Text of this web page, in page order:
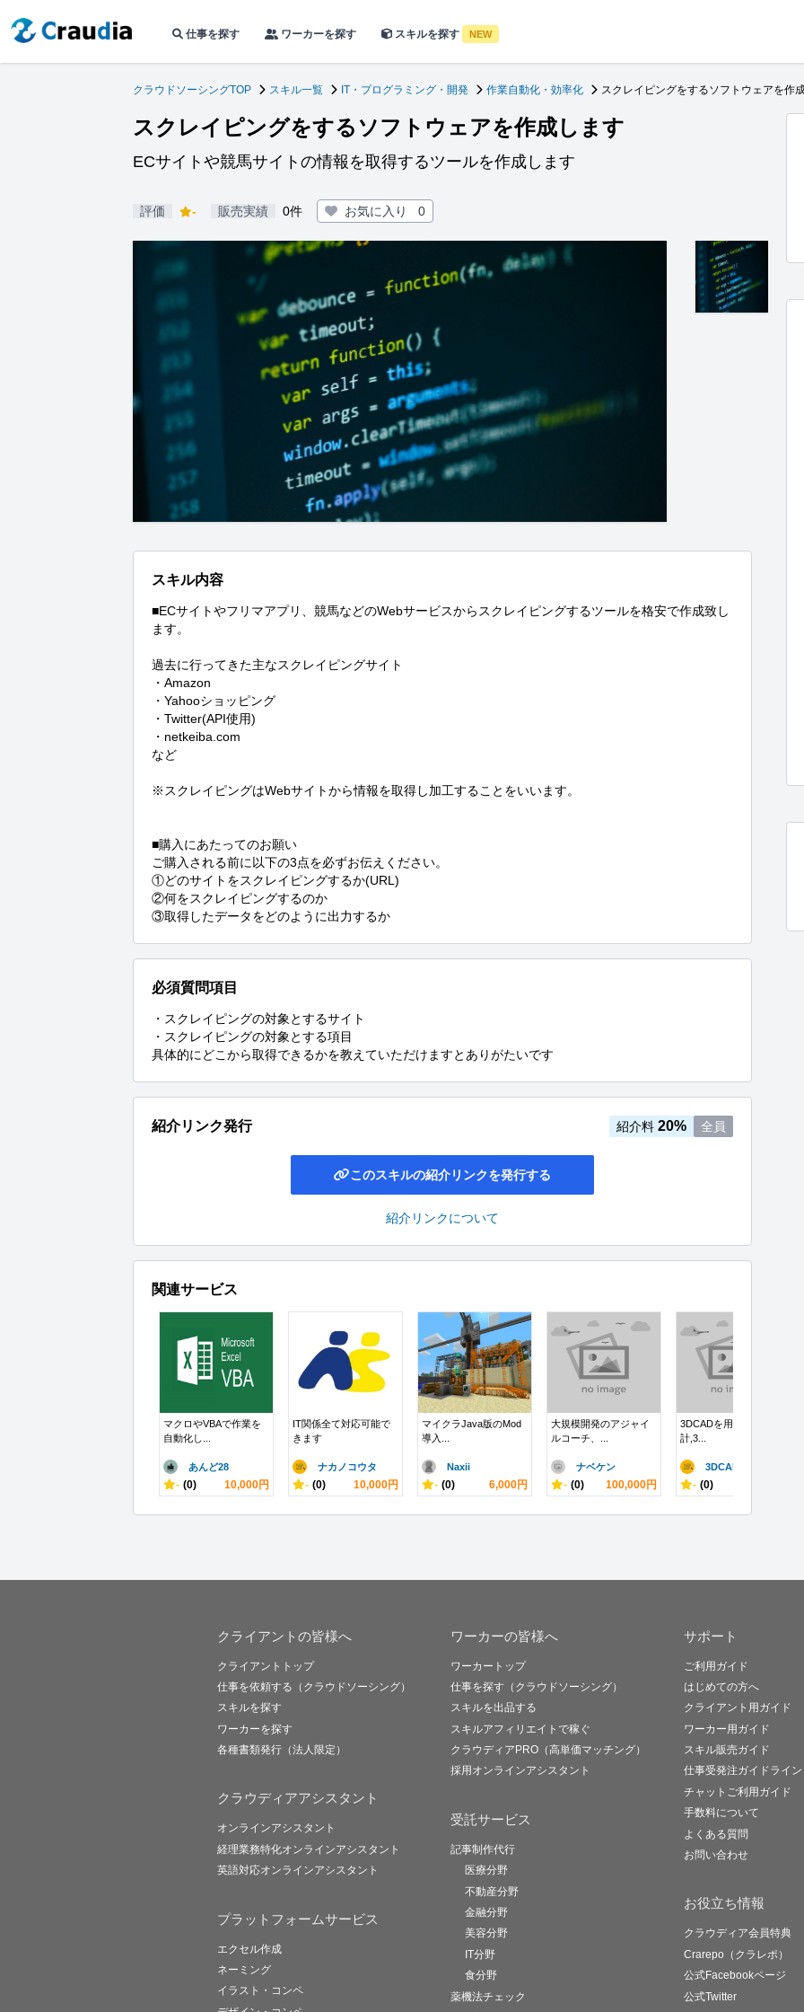
仕事を探す ワーカーを探す スキルを探す NEW
クラウドソーシングTOP スキル一覧 IT・プログラミング・開発 作業自動化・効率化 スクレイピングをするソフトウェアを作
スクレイピングをするソフトウェアを作成します
ECサイトや競馬サイトの情報を取得するツールを作成します
評価 - 販売実績 0件 お気に入り 0
スキル内容
■ECサイトやフリマアプリ、競馬などのWebサービスからスクレイピングするツールを格安で作成致し
ます。
過去に行ってきた主なスクレイピングサイト
・Amazon
・Yahooショッピング
・Twitter(API使用)
・netkeiba.com
など
※スクレイピングはWebサイトから情報を取得し加工することをいいます。
■購入にあたってのお願い
ご購入される前に以下の3点を必ずお伝えください。
①どのサイトをスクレイピングするか(URL)
②何をスクレイピングするのか
③取得したデータをどのように出力するか
必須質問項目
・スクレイピングの対象とするサイト
・スクレイピングの対象とする項目
具体的にどこから取得できるかを教えていただけますとありがたいです
紹介リンク発行 紹介料 20% 全員
このスキルの紹介リンクを発行する
紹介リンクについて
関連サービス
マクロやVBAで作業を
自動化し...
あんど28
- (0) 10,000円
IT関係全て対応可能で
きます
ナカノコウタ
- (0) 10,000円
マイクラJava版のMod
導入...
Naxii
- (0) 6,000円
大規模開発のアジャイ
ルコーチ、...
ナベケン
- (0) 100,000円
3DCADを用いた機械設
計,3...
3DCAD ..
- (0)
クライアントの皆様へ
クライアントトップ
仕事を依頼する（クラウドソーシング）
スキルを探す
ワーカーを探す
各種書類発行（法人限定）
クラウディアアシスタント
オンラインアシスタント
経理業務特化オンラインアシスタント
英語対応オンラインアシスタント
プラットフォームサービス
エクセル作成
ネーミング
イラスト・コンペ
ワーカーの皆様へ
ワーカートップ
仕事を探す（クラウドソーシング）
スキルを出品する
スキルアフィリエイトで稼ぐ
クラウディアPRO（高単価マッチング）
採用オンラインアシスタント
受託サービス
記事制作代行
医療分野
不動産分野
金融分野
美容分野
IT分野
食分野
薬機法チェック
サポート
ご利用ガイド
はじめての方へ
クライアント用ガイド
ワーカー用ガイド
スキル販売ガイド
仕事受発注ガイドライン
チャットご利用ガイド
手数料について
よくある質問
お問い合わせ
お役立ち情報
クラウディア会員特典
Crarepo（クラレポ）
公式Facebookページ
公式Twitter